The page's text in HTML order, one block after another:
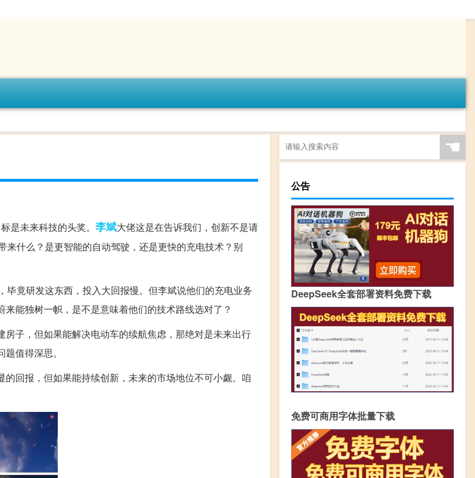
是未来科技的头奖。 李斌大佬这是在告诉我们，创新不是请
什么？是更智能的自动驾驶，还是更快的充电技术？别
竟研发这东西，投入大回报慢。但李斌说他们的充电业务
能独树一帜，是不是意味着他们的技术路线选对了？
子，但如果能解决电动车的续航焦虑，那绝对是未来出行
值得深思。
回报，但如果能持续创新，未来的市场地位不可小觑。咱
☚
公告
DeepSeek全套部署资料免费下载
免费可商用字体批量下载